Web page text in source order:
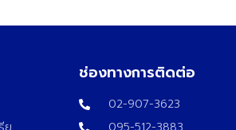
ช่องทางการติดต่อ
02-907-3623